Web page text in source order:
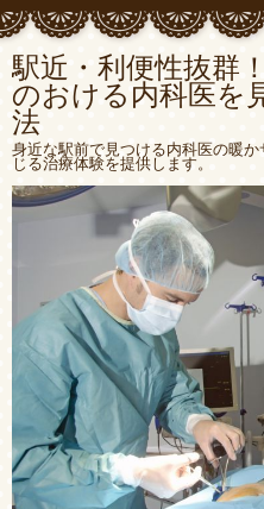
駅近・利便性抜群
のおける内科医を
法
身近な駅前で見つける内科医の暖
じる治療体験を提供します。